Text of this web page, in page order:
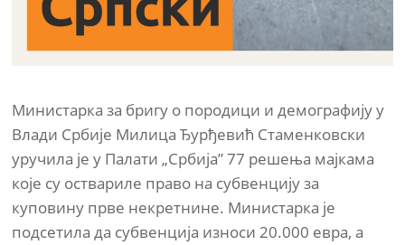
Министарка за бригу о породици и демографију y
Влади Србије Милица Ђурђевић Стаменковски
уручила је у Палати „Србија” 77 решења мајкама
које су оствариле право на субвенцију за
куповину прве некретнине. Министарка је
подсетила да субвенција износи 20.000 евра, а